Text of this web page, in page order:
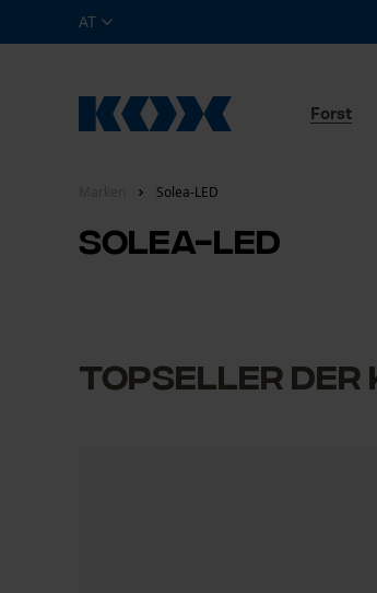
AT
Forst
Solea-LED
Solea-LED
Topseller der